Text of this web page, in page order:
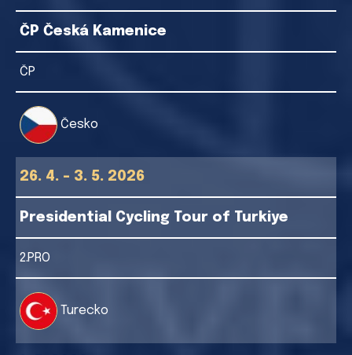
ČP Česká Kamenice
ČP
Česko
26. 4. - 3. 5. 2026
Presidential Cycling Tour of Turkiye
2.PRO
Turecko